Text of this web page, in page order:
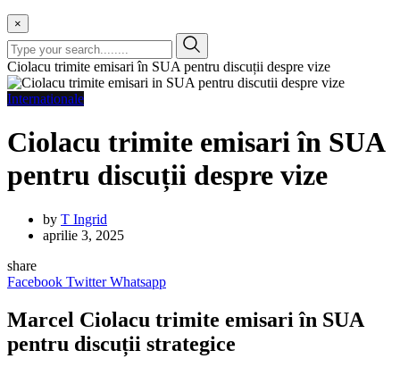
×
Ciolacu trimite emisari în SUA pentru discuții despre vize
Internationale
Ciolacu trimite emisari în SUA
pentru discuții despre vize
by T Ingrid
aprilie 3, 2025
share
Facebook Twitter Whatsapp
Marcel Ciolacu trimite emisari în SUA
pentru discuții strategice